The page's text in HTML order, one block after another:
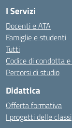
I Servizi
Docenti e ATA
Famiglie e studenti
Tutti
Codice di condotta
Percorsi di studio
Didattica
Offerta formativa
I progetti delle classi